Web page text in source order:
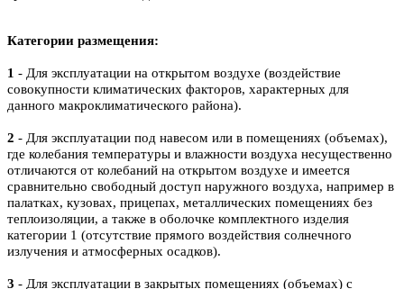
Категории размещения:
1 - Для эксплуатации на открытом воздухе (воздействие
совокупности климатических факторов, характерных для
данного макроклиматического района).
2 - Для эксплуатации под навесом или в помещениях (объемах),
где колебания температуры и влажности воздуха несущественно
отличаются от колебаний на открытом воздухе и имеется
сравнительно свободный доступ наружного воздуха, например в
палатках, кузовах, прицепах, металлических помещениях без
теплоизоляции, а также в оболочке комплектного изделия
категории 1 (отсутствие прямого воздействия солнечного
излучения и атмосферных осадков).
3 - Для эксплуатации в закрытых помещениях (объемах) с